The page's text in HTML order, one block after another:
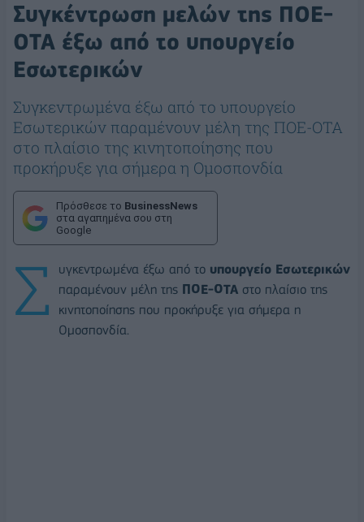
Συγκέντρωση μελών της ΠΟΕ-
ΟΤΑ έξω από το υπουργείο
Εσωτερικών
Συγκεντρωμένα έξω από το υπουργείο
Εσωτερικών παραμένουν μέλη της ΠΟΕ-ΟΤΑ
στο πλαίσιο της κινητοποίησης που
προκήρυξε για σήμερα η Ομοσπονδία
Πρόσθεσε το BusinessNews
στα αγαπημένα σου στη
Google
Σ υγκεντρωμένα έξω από το υπουργείο Εσωτερικών
παραμένουν μέλη της ΠΟΕ-ΟΤΑ στο πλαίσιο της
κινητοποίησης που προκήρυξε για σήμερα η
Ομοσπονδία.